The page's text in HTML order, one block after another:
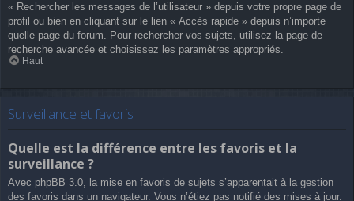
« Rechercher les messages de l’utilisateur » depuis votre propre page de
profil ou bien en cliquant sur le lien « Accès rapide » depuis n’importe
quelle page du forum. Pour rechercher vos sujets, utilisez la page de
recherche avancée et choisissez les paramètres appropriés.
Haut
Surveillance et favoris
Quelle est la différence entre les favoris et la
surveillance ?
Avec phpBB 3.0, la mise en favoris de sujets s’apparentait à la gestion
des favoris dans un navigateur. Vous n’étiez pas notifié des mises à jour.